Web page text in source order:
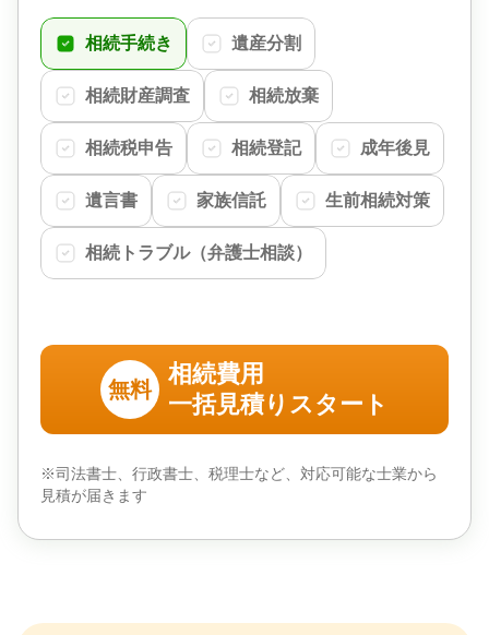
相続手続き 遺産分割
相続財産調査 相続放棄
相続税申告 相続登記 成年後見
遺言書 家族信託 生前相続対策
相続トラブル（弁護士相談）
無料
相続費用
一括見積りスタート
※司法書士、行政書士、税理士など、対応可能な士業から
見積が届きます